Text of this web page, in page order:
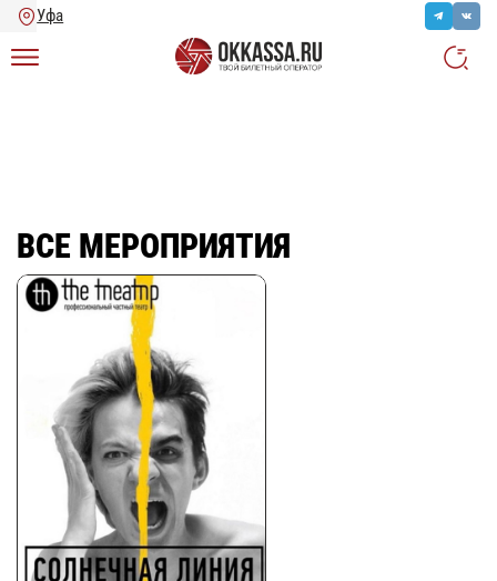
Главная Все мероприятия
ВСЕ МЕРОПРИЯТИЯ